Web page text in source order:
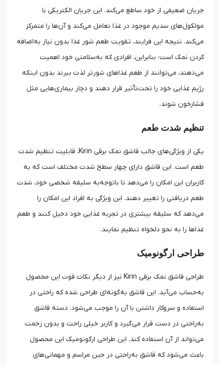
جریان ضعیفی از خود ساطع می‌کند. این جریان الکتریکی با
مولکول‌های سدیم موجود در غذا تعامل می‌کند و آن‌ها را متمرکز
می‌کند. نتیجه این فرایند، تقویت طعم شور غذا بدون نیاز به‌اضافه
کردن نمک است؛ بنابراین، افرادی که به‌سلامتی خود اهمیت
می‌دهند، می‌توانند از طعم غذاهای شور‌تر لذت ببرند بدون اینکه
رژیم غذایی خود را تحت‌تأثیر قرار دهند و دچار بیماری‌هایی مثل
فشارخون شوند.
تنظیم شدت طعم
یکی از ویژگی‌های جالب قاشق نمک برقی Kirin، قابلیت تنظیم شدت
طعم است. این قاشق دارای چهار سطح شدت مختلف است که به
کاربران این امکان را می‌دهد تا باتوجه‌به سلیقه شخصی خود، شدت
طعم دریافتی را تغییر دهند. این ویژگی به افراد این امکان را
می‌دهد که سلیقه بیشتری در تجربه غذایی خود دخیل کنند و طعم
غذاها را به نحو دلخواه تنظیم نمایند.
طراحی ارگونومیک
طراحی قاشق نمک برقی Kirin نیز از دیگر نکات قوت این محصول
به‌حساب می‌آید. این قاشق به‌گونه‌ای طراحی شده که راحتی در
استفاده و سروکار داشتن با آن را موجب می‌شود. دسته قاشق
به‌راحتی در دست قرار می‌گیرد و کاربر خیلی راحت و بدون زحمت
می‌تواند از آن استفاده کند. این طراحی ارگونومیک این محصول
باعث می‌شود که قاشق به‌راحتی در حین مراسم و مهمانی‌های